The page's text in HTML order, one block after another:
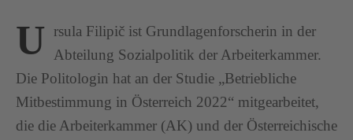
U
rsula Filipič ist Grundlagenforscherin in der
Abteilung Sozialpolitik der Arbeiterkammer.
Die Politologin hat an der Studie „Betriebliche
Mitbestimmung in Österreich 2022“ mitgearbeitet,
die die Arbeiterkammer (AK) und der Österreichische